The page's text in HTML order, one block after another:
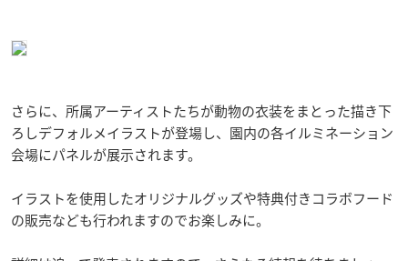
さらに、所属アーティストたちが動物の衣装をまとった描き下
ろしデフォルメイラストが登場し、園内の各イルミネーション
会場にパネルが展示されます。
イラストを使用したオリジナルグッズや特典付きコラボフード
の販売なども行われますのでお楽しみに。